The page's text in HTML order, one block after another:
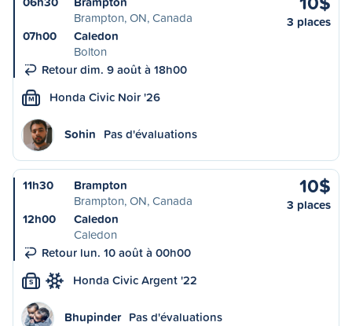
Brampton, ON, Canada
07h00
Caledon
Bolton
Retour dim. 9 août à 18h00
3 places
M Honda Civic Noir '26
Sohin Pas d'évaluations
11h30
Brampton
Brampton, ON, Canada
12h00
Caledon
Caledon
Retour lun. 10 août à 00h00
10$
3 places
S Honda Civic Argent '22
Bhupinder Pas d'évaluations